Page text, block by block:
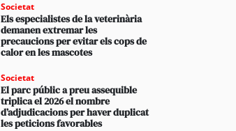
Societat
Els especialistes de la veterinària
demanen extremar les
precaucions per evitar els cops de
calor en les mascotes
Societat
El parc públic a preu assequible
triplica el 2026 el nombre
d’adjudicacions per haver duplicat
les peticions favorables